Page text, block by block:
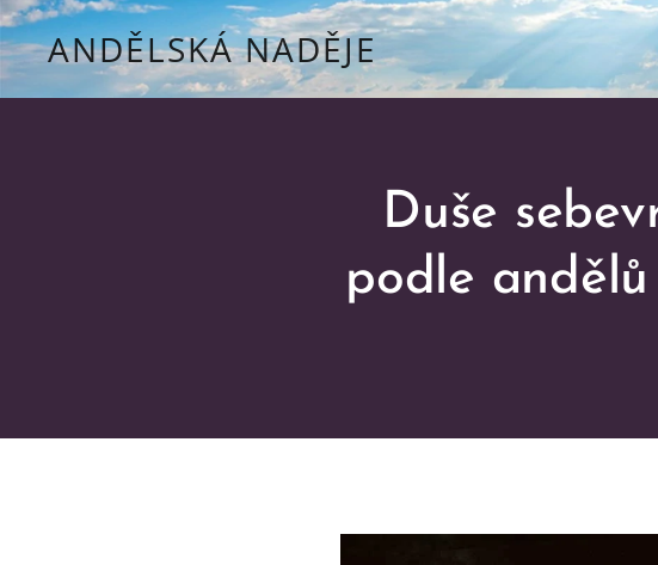
ANDĚLSKÁ NADĚJE
Duše
podle